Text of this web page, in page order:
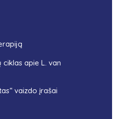
apie L. van
vaizdo įrašai